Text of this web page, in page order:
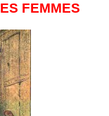
FEMMES